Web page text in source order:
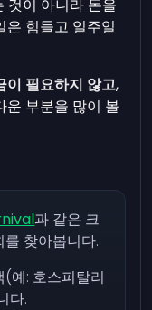
것이 아니라 돈을
은 힘들고 일주일
이 필요하지 않고,
운 부분을 많이 볼
과 같은 크
찾아봅니다.
예: 호스피탈리
다.